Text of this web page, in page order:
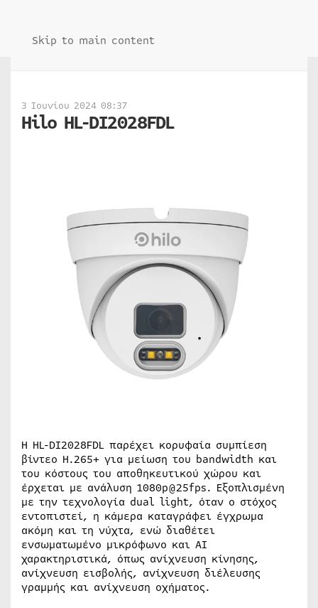
Skip to main content
3 Ιουνίου 2024 08:37
Hilo HL-DI2028FDL
Η HL-DI2028FDL παρέχει κορυφαία συμπίεση
βίντεο H.265+ για μείωση του bandwidth και
του κόστους του αποθηκευτικού χώρου και
έρχεται με ανάλυση 1080p@25fps. Εξοπλισμένη
με την τεχνολογία dual light, όταν ο στόχος
εντοπιστεί, η κάμερα καταγράφει έγχρωμα
ακόμη και τη νύχτα, ενώ διαθέτει
ενσωματωμένο μικρόφωνο και ΑΙ
χαρακτηριστικά, όπως ανίχνευση κίνησης,
ανίχνευση εισβολής, ανίχνευση διέλευσης
γραμμής και ανίχνευση οχήματος.